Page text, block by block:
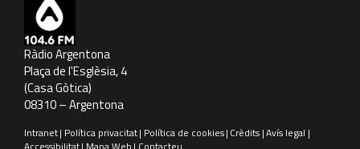
Ràdio Argentona
Plaça de l'Esglèsia, 4
(Casa Gòtica)
08310 – Argentona
Intranet Política privacitat Política de cookies Crèdits Avís legal
Accessibilitat Mapa Web Contacteu